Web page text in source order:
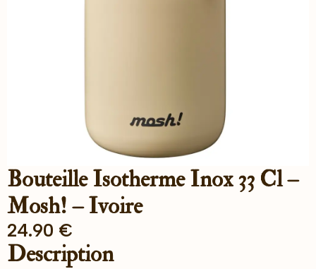
Bouteille Isotherme Inox 33 Cl –
Mosh! – Ivoire
24.90 €
Description